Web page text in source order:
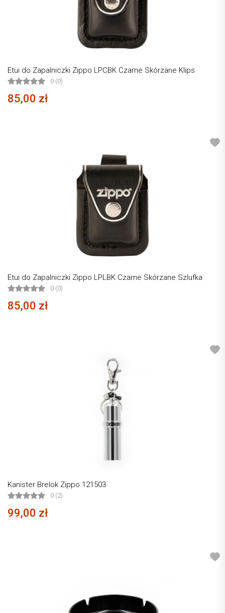
Etui do Zapalniczki Zippo LPCBK Czarne Skórzane Klips
0 (0)
85,00 zł
Etui do Zapalniczki Zippo LPLBK Czarne Skórzane Szlufka
0 (0)
85,00 zł
Kanister Brelok Zippo 121503
0 (2)
99,00 zł